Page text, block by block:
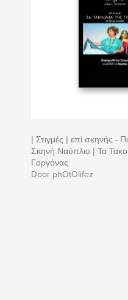
| Στιγμές | επί σκηνής -
Σκηνή Ναύπλιο | Τα
Γοργόνας
Door phOtOlifez